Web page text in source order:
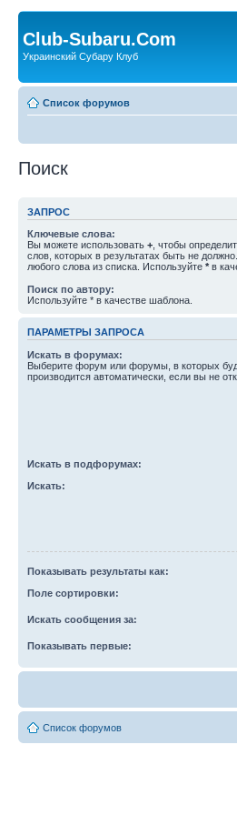
Club-Subaru.Com
Украинский Субару Клуб
Список форумов
Поиск
ЗАПРОС
Ключевые слова:
Вы можете использовать + , чтобы
слов, которых в результатах быть не
любого слова из списка. Используйте * в
Поиск по автору:
Используйте * в качестве шаблона.
ПАРАМЕТРЫ ЗАПРОСА
Искать в форумах:
Выберите форум или форумы, в которых
производится автоматически, если вы не
Искать в подфорумах:
Искать:
Показывать результаты как:
Поле сортировки:
Искать сообщения за:
Показывать первые:
Список форумов